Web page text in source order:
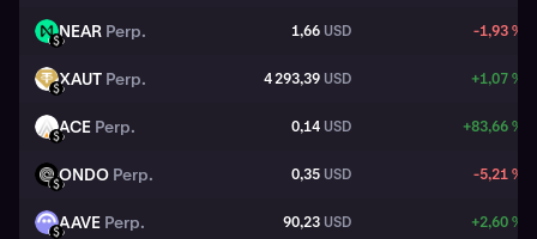
NEAR
USDNEAR Perp. 1,66 USD -1,93 %
XAUT
USDXAUT Perp. 4 293,39 USD +1,07 %
ACE
USDACE Perp. 0,14 USD +83,66 %
ONDO
USDONDO Perp. 0,35 USD -5,21 %
AAVE
USDAAVE Perp. 90,23 USD +2,60 %